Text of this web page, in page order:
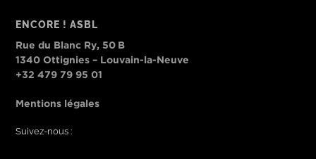
ENCORE ! ASBL
Rue du Blanc Ry, 50 B
1340 Ottignies – Louvain-la-Neuve
+32 479 79 95 01
Mentions légales
Suivez-nous :